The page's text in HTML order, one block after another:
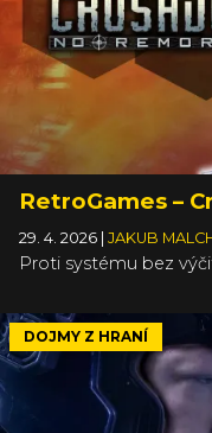
RetroGames –
29. 4. 2026 JAKUB
Proti systému bez
DOJMY Z HRANÍ